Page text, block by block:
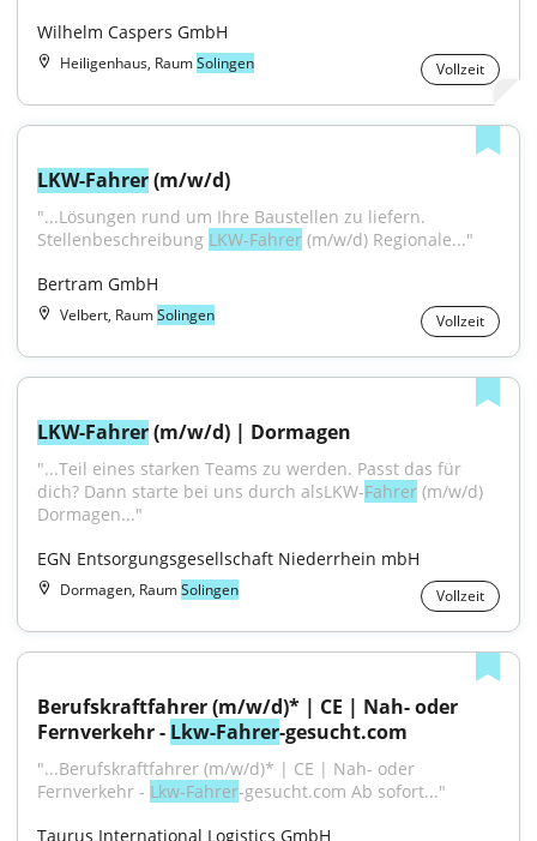
Wilhelm Caspers GmbH
Heiligenhaus, RaumSolingen Vollzeit
LKW-Fahrer (m/w/d)
"...Lösungen rund um Ihre Baustellen zu liefern.
Stellenbeschreibung LKW-Fahrer (m/w/d) Regionale..."
Bertram GmbH
Velbert, RaumSolingen Vollzeit
LKW-Fahrer (m/w/d) | Dormagen
"...Teil eines starken Teams zu werden. Passt das für
dich? Dann starte bei uns durch alsLKW-Fahrer (m⁠/⁠w⁠/⁠d)
Dormagen..."
EGN Entsorgungsgesellschaft Niederrhein mbH
Dormagen, RaumSolingen Vollzeit
Berufskraftfahrer (m/w/d)* | CE | Nah- oder
Fernverkehr - Lkw-Fahrer-gesucht.com
"...Berufskraftfahrer (m/w/d)* | CE | Nah- oder
Fernverkehr - Lkw-Fahrer-gesucht.com Ab sofort..."
Taurus International Logistics GmbH